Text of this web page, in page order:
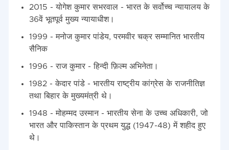
2015 - योगेश कुमार सभरवाल - भारत के सर्वोच्च न्यायालय के
36वें भूतपूर्व मुख्य न्यायाधीश।
1999 - मनोज कुमार पांडेय, परमवीर चक्र सम्मानित भारतीय
सैनिक
1996 - राज कुमार - हिन्दी फ़िल्म अभिनेता।
1982 - केदार पांडे - भारतीय राष्ट्रीय कांग्रेस के राजनीतिज्ञ
तथा बिहार के मुख्यमंत्री थे।
1948 - मोहम्मद उस्मान - भारतीय सेना के उच्च अधिकारी, जो
भारत और पाकिस्तान के प्रथम युद्ध (1947-48) में शहीद हुए
थे।